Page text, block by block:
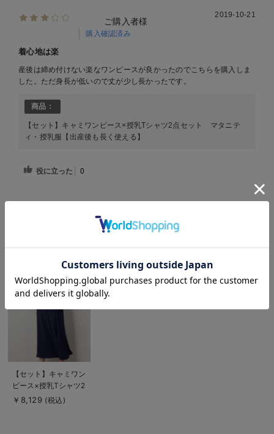
ご購入者様
購入確認済み
2019-10-21
着心地は楽
産後は締め付けない楽なワンピースが良かったのでこちらを購入しま
した。ただ身長が低いので丈が少し長かったです。
商品：
【セット】キャミワンピース×授乳Tシャツ2点セット マタニテ
ィ・授乳服【出産後も長く使える】
役に立った 0
RECENT VIEWS
細
見
商
品
詳
を
【セット】キャミワン
ピース×授乳Tシャツ2
点セット マタニテ
￥8,129 (税込)
お気に入り商品を確認する